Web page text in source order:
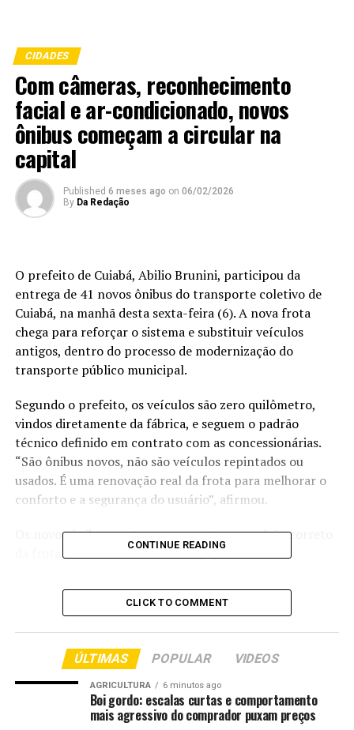
CIDADES
Com câmeras, reconhecimento
facial e ar-condicionado, novos
ônibus começam a circular na
capital
Published 6 meses ago on 06/02/2026
By Da Redação
O prefeito de Cuiabá, Abilio Brunini, participou da
entrega de 41 novos ônibus do transporte coletivo de
Cuiabá, na manhã desta sexta-feira (6). A nova frota
chega para reforçar o sistema e substituir veículos
antigos, dentro do processo de modernização do
transporte público municipal.
Segundo o prefeito, os veículos são zero quilômetro,
vindos diretamente da fábrica, e seguem o padrão
técnico definido em contrato com as concessionárias.
“São ônibus novos, não são veículos repintados ou
usados. É uma renovação real da frota para melhorar o
conforto e a segurança do usuário”, afirmou.
Os novos ônibus contam com portas no padrão correto
da frota, além de uma série de equipamentos
câmeras de monitoramento, catraca com
reconhecimento facial e acessibilidade, ampliando o
controle contra fraudes e garantindo melhores
condições de uso para passageiros.
Durante os próximos 30 dias, os ônibus também
circularão com uma campanha de combate à violência
contra a mulher, como forma de conscientização dentro
CONTINUE READING
CLICK TO COMMENT
ÚLTIMAS POPULAR VIDEOS
AGRICULTURA 6 minutos ago
Boi gordo: escalas curtas e comportamento
mais agressivo do comprador puxam preços